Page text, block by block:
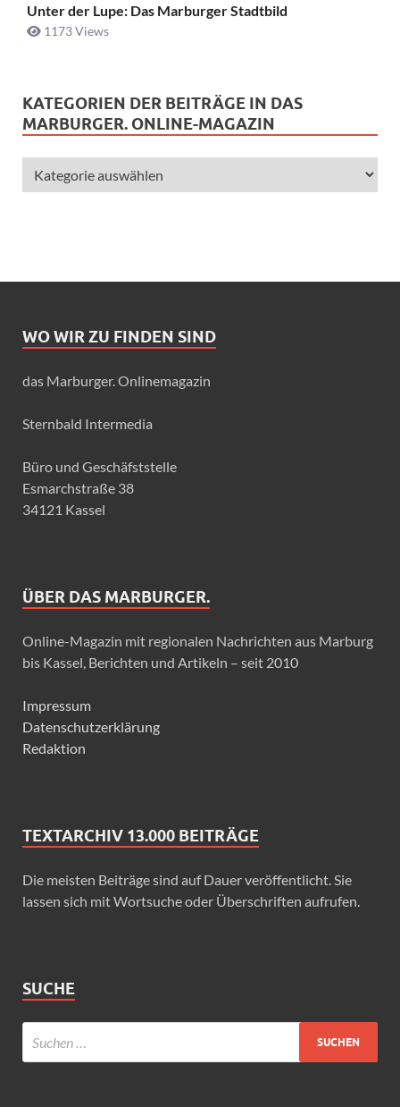
Unter der Lupe: Das Marburger Stadtbild
1173 Views
KATEGORIEN DER BEITRÄGE IN DAS
MARBURGER. ONLINE-MAGAZIN
WO WIR ZU FINDEN SIND
das Marburger. Onlinemagazin
Sternbald Intermedia
Büro und Geschäfststelle
Esmarchstraße 38
34121 Kassel
ÜBER DAS MARBURGER.
Online-Magazin mit regionalen Nachrichten aus Marburg
bis Kassel, Berichten und Artikeln – seit 2010
Impressum
Datenschutzerklärung
Redaktion
TEXTARCHIV 13.000 BEITRÄGE
Die meisten Beiträge sind auf Dauer veröffentlicht. Sie
lassen sich mit Wortsuche oder Überschriften aufrufen.
SUCHE